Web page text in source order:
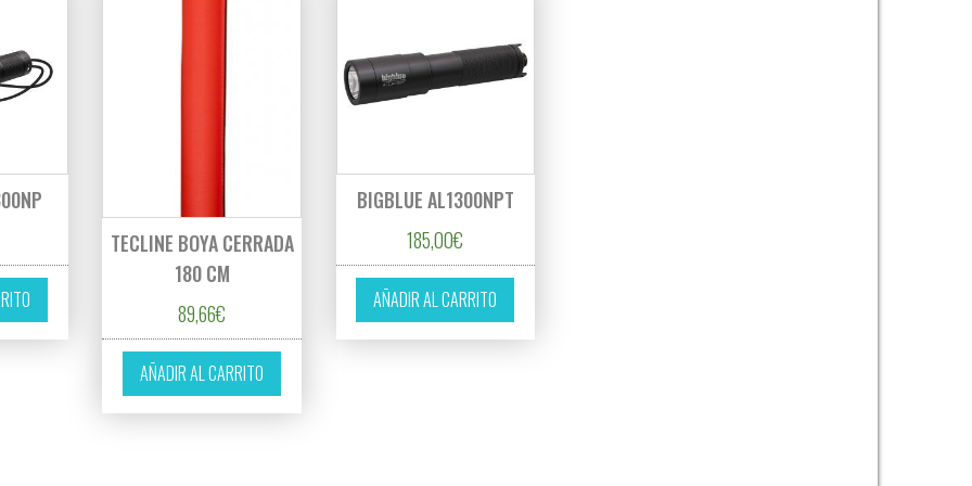
TECLINE BOYA CERRADA
180 CM
89,66€
AÑADIR AL CARRITO
BIGBLUE AL1300NPT
185,00€
AÑADIR AL CARRITO